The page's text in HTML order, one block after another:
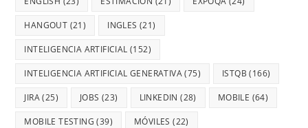
HANGOUT (21) INGLES (21)
INTELIGENCIA ARTIFICIAL (152)
INTELIGENCIA ARTIFICIAL GENERATIVA(75) ISTQB (166)
JIRA(25) JOBS (23) LINKEDIN (28) MOBILE (64)
MOBILE TESTING (39) MÓVILES (22)